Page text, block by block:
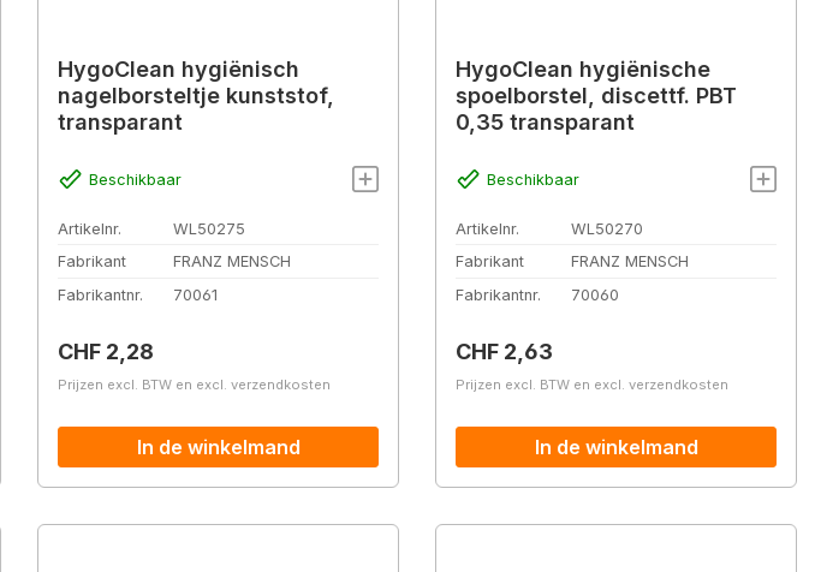
HygoClean hygiënisch
nagelborsteltje kunststof,
transparant
Beschikbaar
Artikelnr.
WL50275
Fabrikant
FRANZ MENSCH
Fabrikantnr.
70061
Normale prijs:
CHF 2,28
Prijzen excl. BTW en excl. verzendkosten
In de winkelmand
HygoClean hygiënische
spoelborstel, discettf. PBT
0,35 transparant
Beschikbaar
Artikelnr.
WL50270
Fabrikant
FRANZ MENSCH
Fabrikantnr.
70060
Normale prijs:
CHF 2,63
Prijzen excl. BTW en excl. verzendkosten
In de winkelmand